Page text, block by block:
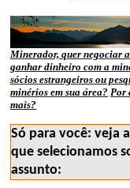
Minerador, quer negociar
ganhar dinheiro com a
sócios estrangeiros ou
minérios em sua área? Por
mais?
Só para você: veja
que selecionamos
assunto: